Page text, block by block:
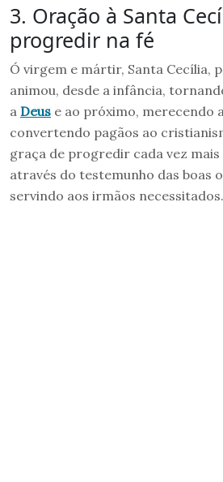
3. Oração à Santa
progredir na fé
Ó virgem e mártir, Santa Cecília,
animou, desde a infância,
a Deus e ao próximo, merecendo
convertendo pagãos ao
graça de progredir cada vez
através do testemunho das boas
servindo aos irmãos necessitados.